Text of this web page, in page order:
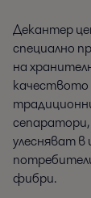
Декантер
специално
на
качеството
улесняват
фибри.